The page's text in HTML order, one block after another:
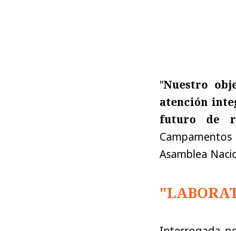
"Nuestro
atención
futuro de
Asamblea